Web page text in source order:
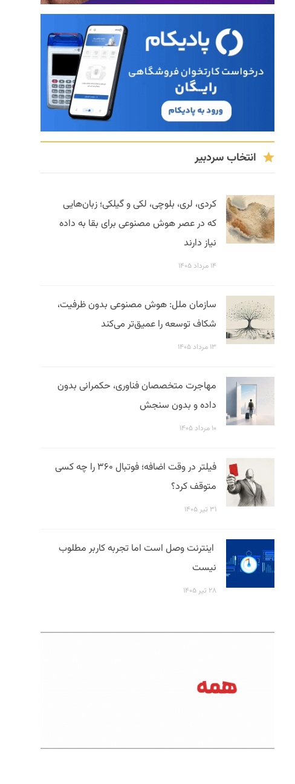
انتخاب سردبیر
کردی، لری، بلوچی، لکی و گیلکی؛ زبان‌هایی
که در عصر هوش مصنوعی برای بقا به داده
نیاز دارند
۱۴ مرداد ۱۴۰۵
سازمان ملل: هوش مصنوعی بدون ظرفیت،
شکاف توسعه را عمیق‌تر می‌کند
۱۳ مرداد ۱۴۰۵
مهاجرت متخصصان فناوری، حکمرانی بدون
داده و بدون سنجش
۱۰ مرداد ۱۴۰۵
فیلتر در وقت اضافه؛ فوتبال ۳۶۰ را چه کسی
متوقف کرد؟
۳۱ تیر ۱۴۰۵
اینترنت وصل است اما تجربه کاربر مطلوب
نیست
۲۸ تیر ۱۴۰۵